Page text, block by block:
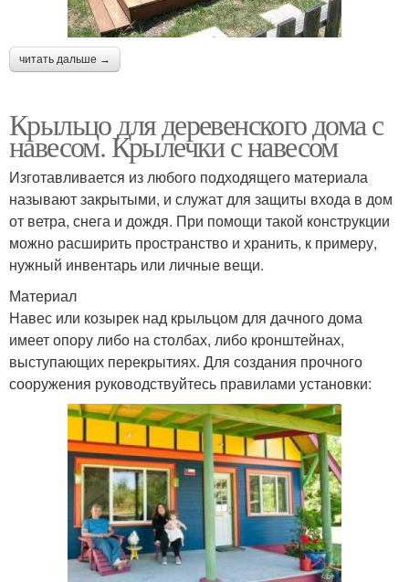
читать дальше →
Крыльцо для деревенского дома с
навесом. Крылечки с навесом
Изготавливается из любого подходящего материала
называют закрытыми, и служат для защиты входа в дом
от ветра, снега и дождя. При помощи такой конструкции
можно расширить пространство и хранить, к примеру,
нужный инвентарь или личные вещи.
Материал
Навес или козырек над крыльцом для дачного дома
имеет опору либо на столбах, либо кронштейнах,
выступающих перекрытиях. Для создания прочного
сооружения руководствуйтесь правилами установки: